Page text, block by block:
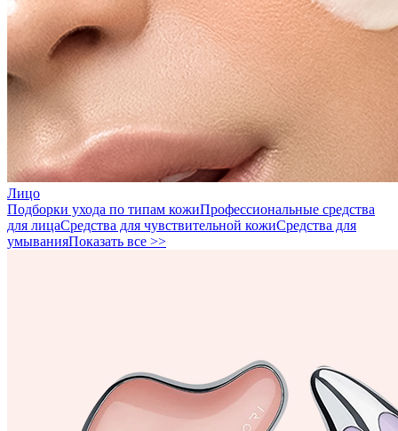
Лицо
Подборки ухода по типам кожиПрофессиональные средства
для лицаСредства для чувствительной кожиСредства для
умыванияПоказать все >>